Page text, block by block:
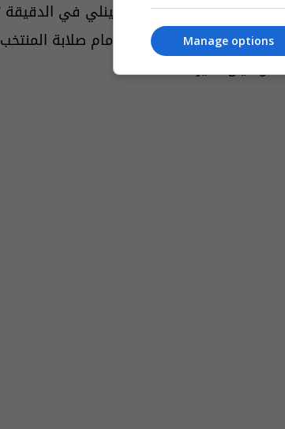
"أبطال العالم 5 مرات" تبخرت أمام صلابة المنتخب
تأثيراً.
Manage options